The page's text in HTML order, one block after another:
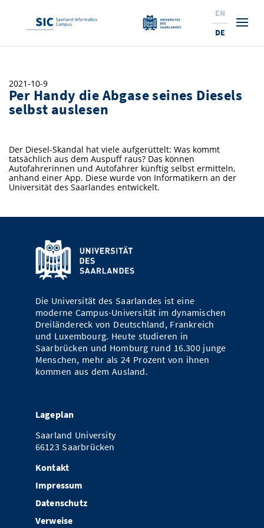
Interessierte & BewerberInnen
Angebote für SchülerInnen
10 Gründe für den SIC
Aktuelle Semesterinfos
Beratung für Studierende
Prüfungsangelegenheiten
Vom Studium in den Beruf
Service
Service und Support
Bibliothek
Study Scheduler
Forschung
Forschungsinstitutionen
Ranking
Forschungsgruppen
Bibliothek
Open Science/Open Access
Karrierewege
Promotion
News
Termine, Vorträge und Veranstaltungen
Technologietransfer
Innovationsstandort
Forschungsinstitutionen
Start-ups
News & Termine
Pressemeldungen
IT-Themenabend
News
Über Uns
Forschungsinstitutionen
Ranking
Zahlen & Fakten
Pressespiegel
Kontakt
SIC Merchandise
SIC Podcast
Kontakte & Anfahrt
AnsprechpartnerInnen, Personen, Forschungsgruppen
Termine, Vorträge und Veranstaltungen
Alumni
EN
DE
2021-10-9
Per Handy die Abgase seines Diesels
selbst auslesen
Der Diesel-Skandal hat viele aufgerüttelt: Was kommt
tatsächlich aus dem Auspuff raus? Das können
Autofahrerinnen und Autofahrer künftig selbst ermitteln,
anhand einer App. Diese wurde von Informatikern an der
Universität des Saarlandes entwickelt.
Die Universität des Saarlandes ist eine
moderne Campus-Universität im dynamischen
Dreiländereck von Deutschland, Frankreich
und Luxembourg. Heute studieren in
Saarbrücken und Homburg rund 16.300 junge
Menschen, mehr als 24 Prozent von ihnen
kommen aus dem Ausland.
Lageplan
Saarland University
66123 Saarbrücken
Kontakt
Impressum
Datenschutz
Verweise